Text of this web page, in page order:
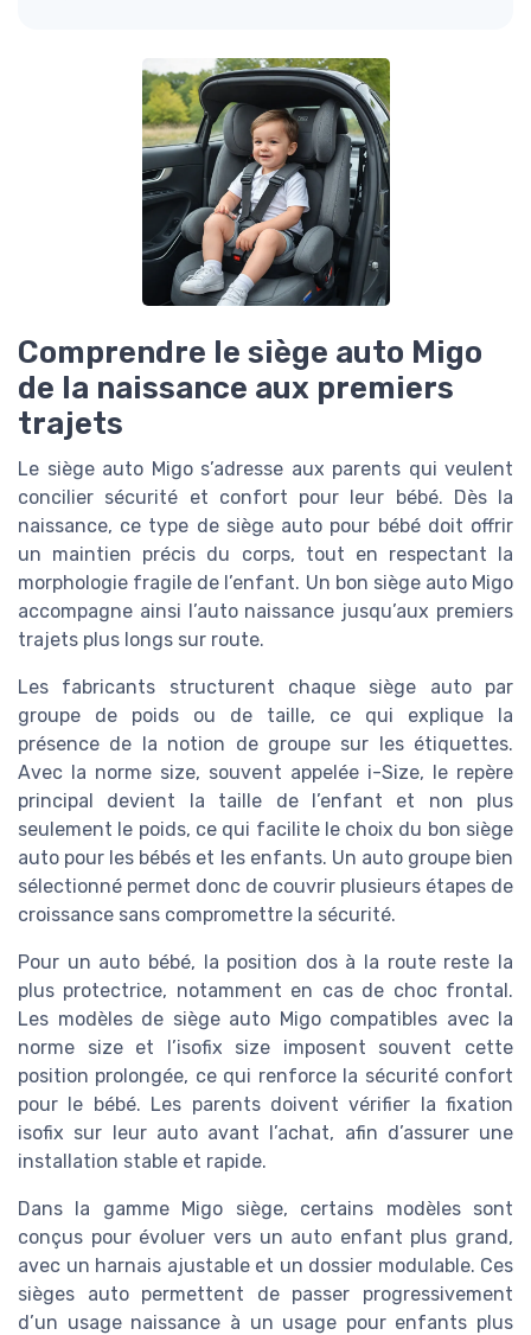
Comprendre le siège auto Migo
de la naissance aux premiers
trajets
Le siège auto Migo s’adresse aux parents qui veulent
concilier sécurité et confort pour leur bébé. Dès la
naissance, ce type de siège auto pour bébé doit offrir
un maintien précis du corps, tout en respectant la
morphologie fragile de l’enfant. Un bon siège auto Migo
accompagne ainsi l’auto naissance jusqu’aux premiers
trajets plus longs sur route.
Les fabricants structurent chaque siège auto par
groupe de poids ou de taille, ce qui explique la
présence de la notion de groupe sur les étiquettes.
Avec la norme size, souvent appelée i-Size, le repère
principal devient la taille de l’enfant et non plus
seulement le poids, ce qui facilite le choix du bon siège
auto pour les bébés et les enfants. Un auto groupe bien
sélectionné permet donc de couvrir plusieurs étapes de
croissance sans compromettre la sécurité.
Pour un auto bébé, la position dos à la route reste la
plus protectrice, notamment en cas de choc frontal.
Les modèles de siège auto Migo compatibles avec la
norme size et l’isofix size imposent souvent cette
position prolongée, ce qui renforce la sécurité confort
pour le bébé. Les parents doivent vérifier la fixation
isofix sur leur auto avant l’achat, afin d’assurer une
installation stable et rapide.
Dans la gamme Migo siège, certains modèles sont
conçus pour évoluer vers un auto enfant plus grand,
avec un harnais ajustable et un dossier modulable. Ces
sièges auto permettent de passer progressivement
d’un usage naissance à un usage pour enfants plus